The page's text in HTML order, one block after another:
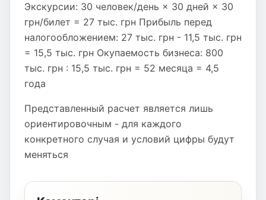
Экскурсии: 30 человек/день × 30 дней × 30
грн/билет = 27 тыс. грн Прибыль перед
налогообложением: 27 тыс. грн - 11,5 тыс. грн
= 15,5 тыс. грн Окупаемость бизнеса: 800
тыс. грн : 15,5 тыс. грн = 52 месяца = 4,5
года
Представленный расчет является лишь
ориентировочным - для каждого
конкретного случая и условий цифры будут
меняться